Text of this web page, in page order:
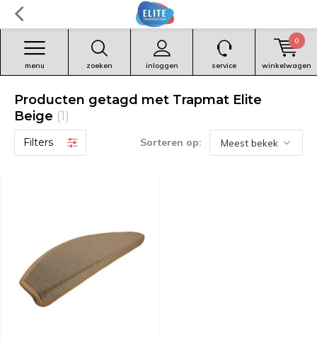
zoeken inloggen
menu service winkelwagen
0
Producten getagd met Trapmat Elite
Beige (1)
Filters Sorteren op: